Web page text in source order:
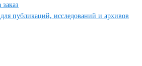
публикаций, исследований и архивов